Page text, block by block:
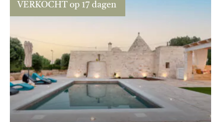
VERKOCHT op 17 dagen